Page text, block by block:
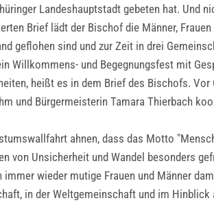
Landeshauptstadt gebeten hat. Und
Brief lädt der Bischof die Männer, Frauen
geflohen sind und zur Zeit in drei
Willkommens- und Begegnungsfest mit
heißt es in dem Brief des Bischofs.
und Bürgermeisterin Tamara Thierbach
ahnen, dass das Motto
von Unsicherheit und Wandel besonders
wieder mutige Frauen und Männer
in der Weltgemeinschaft und im